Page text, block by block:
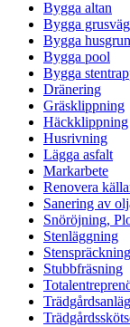
Bygga altan
Bygga
Bygga
Bygga pool
Bygga
Dränering
Gräsklippning
Häckklippning
Husrivning
Lägga asfalt
Markarbete
Renovera
Sanering av
Snöröjning,
Stenläggning
Stubbfräsning